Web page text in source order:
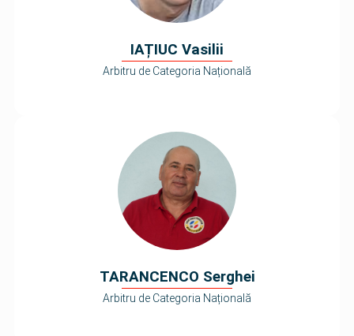
IAȚIUC Vasilii
Arbitru de Categoria Națională
TARANCENCO Serghei
Arbitru de Categoria Națională